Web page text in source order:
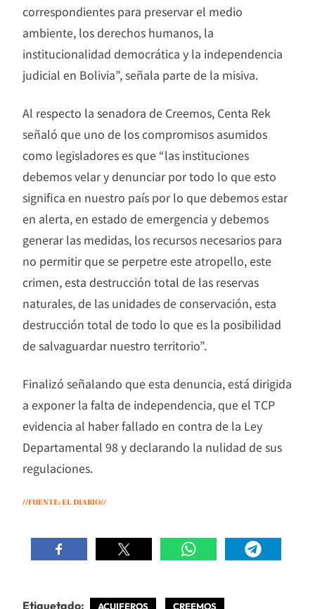
correspondientes para preservar el medio
ambiente, los derechos humanos, la
institucionalidad democrática y la independencia
judicial en Bolivia”, señala parte de la misiva.
Al respecto la senadora de Creemos, Centa Rek
señaló que uno de los compromisos asumidos
como legisladores es que “las instituciones
debemos velar y denunciar por todo lo que esto
significa en nuestro país por lo que debemos estar
en alerta, en estado de emergencia y debemos
generar las medidas, los recursos necesarios para
no permitir que se perpetre este atropello, este
crimen, esta destrucción total de las reservas
naturales, de las unidades de conservación, esta
destrucción total de todo lo que es la posibilidad
de salvaguardar nuestro territorio”.
Finalizó señalando que esta denuncia, está dirigida
a exponer la falta de independencia, que el TCP
evidencia al haber fallado en contra de la Ley
Departamental 98 y declarando la nulidad de sus
regulaciones.
//FUENTE: EL DIARIO//
Etiquetado: ACUIFEROS CREEMOS